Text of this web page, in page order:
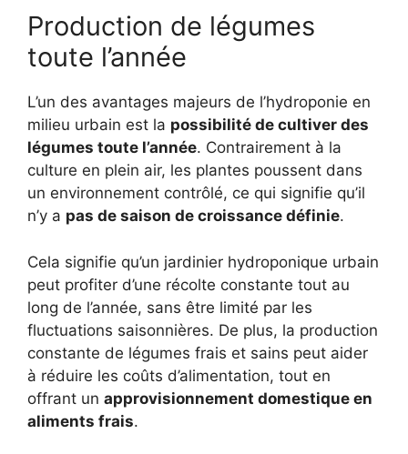
Production de légumes
toute l’année
L’un des avantages majeurs de l’hydroponie en
milieu urbain est la possibilité de cultiver des
légumes toute l’année. Contrairement à la
culture en plein air, les plantes poussent dans
un environnement contrôlé, ce qui signifie qu’il
n’y a pas de saison de croissance définie.
Cela signifie qu’un jardinier hydroponique urbain
peut profiter d’une récolte constante tout au
long de l’année, sans être limité par les
fluctuations saisonnières. De plus, la production
constante de légumes frais et sains peut aider
à réduire les coûts d’alimentation, tout en
offrant un approvisionnement domestique en
aliments frais.